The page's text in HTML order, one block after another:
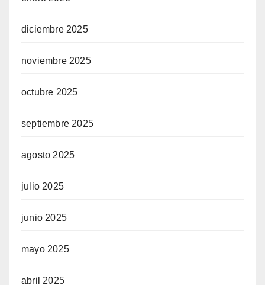
diciembre 2025
noviembre 2025
octubre 2025
septiembre 2025
agosto 2025
julio 2025
junio 2025
mayo 2025
abril 2025